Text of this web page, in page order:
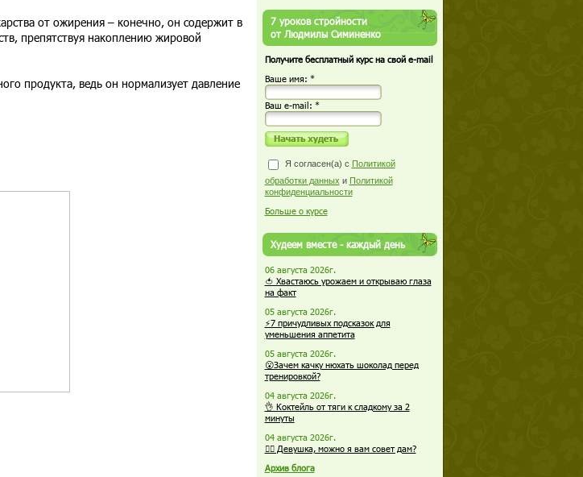
от ожирения – конечно, он содержит в
препятствуя накоплению жировой
продукта, ведь он нормализует давление
7 уроков стройности
от Людмилы Симиненко
Получите бесплатный курс на свой e-mail
Ваше имя: *
Ваш е-mail: *
Я согласен(а) с Политикой
обработки данных и Политикой
конфиденциальности
Больше о курсе
Худеем вместе - каждый день
06 августа 2026г.
🍅 Хвастаюсь урожаем и открываю глаза
на факт
05 августа 2026г.
⚡7 причудливых подсказок для
уменьшения аппетита
05 августа 2026г.
😮Зачем качку нюхать шоколад перед
тренировкой?
04 августа 2026г.
👌 Коктейль от тяги к сладкому за 2
минуты
04 августа 2026г.
🏋️‍♀️ Девушка, можно я вам совет дам?
Архив блога